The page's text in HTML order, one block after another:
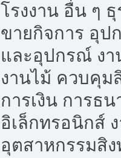
โรงงาน อื่น ๆ
ขายกิจการ อุป
และอุปกรณ์ ง
งานไม้ ควบคุม
การเงิน การธ
อิเล็กทรอนิกส์
อุตสาหกรรมสิ